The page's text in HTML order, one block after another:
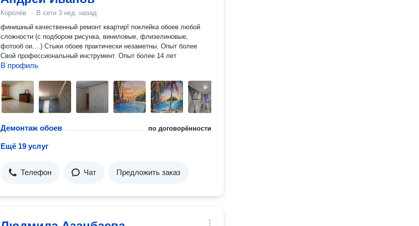
Королёв · В сети 3 нед. назад
финишный качественный ремонт квартир! поклейка обоев любой
сложности (с подбором рисунка, виниловые, флизелиновые,
фотооб ои....) Стыки обоев практически незаметны. Опыт более
Свой профессиональный инструмент. Опыт более 14 лет
В профиль
Демонтаж обоев по договорённости
Ещё 19 услуг
Телефон Чат Предложить заказ